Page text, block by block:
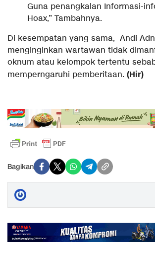
Guna penangkalan Informasi-
Hoax,” Tambahnya.
Di kesempatan yang sama, Andi
menginginkan wartawan tidak
oknum atau kelompok tertentu
memperngaruhi pemberitaan. (Hir)
Bagikan